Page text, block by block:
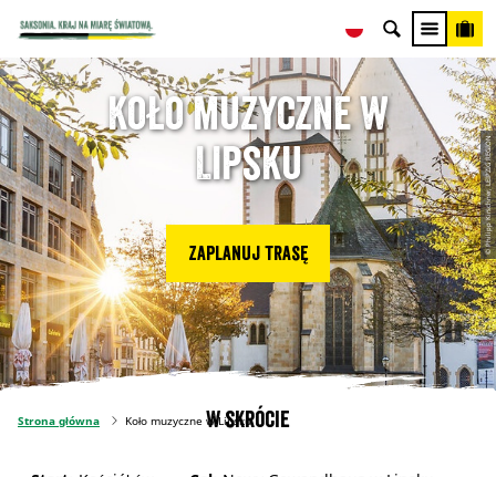
© Philipp Kirschner, LEIPZIG REGION
Koło muzyczne w
Lipsku
Zaplanuj trasę
Strona główna Koło muzyczne w Lipsku
W skrócie